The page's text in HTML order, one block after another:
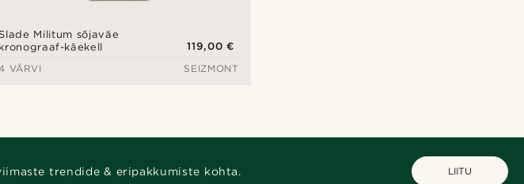
Slade Militum sõjaväe
kronograaf-käekell
119,00 €
VÄRVI
SEIZMONT
trendide & eripakkumiste kohta. LIITU